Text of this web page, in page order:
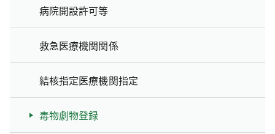
病院開設許可等
救急医療機関関係
結核指定医療機関指定
毒物劇物登録